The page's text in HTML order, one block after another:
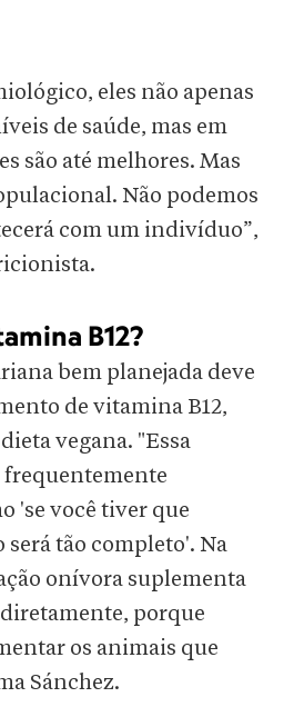
eles não apenas
de saúde, mas em
são até melhores. Mas
Não podemos
com um indivíduo”,
B12?
bem planejada deve
de vitamina B12,
vegana. "Essa
'se você tiver que
tão completo'. Na
onívora suplementa
porque
os animais que
Sánchez.